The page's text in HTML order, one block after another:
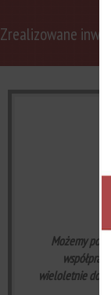
Zrealizowane
Możemy
wieloletnie